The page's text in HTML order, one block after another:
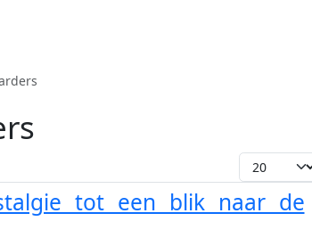
Toon #
tot een blik naar de